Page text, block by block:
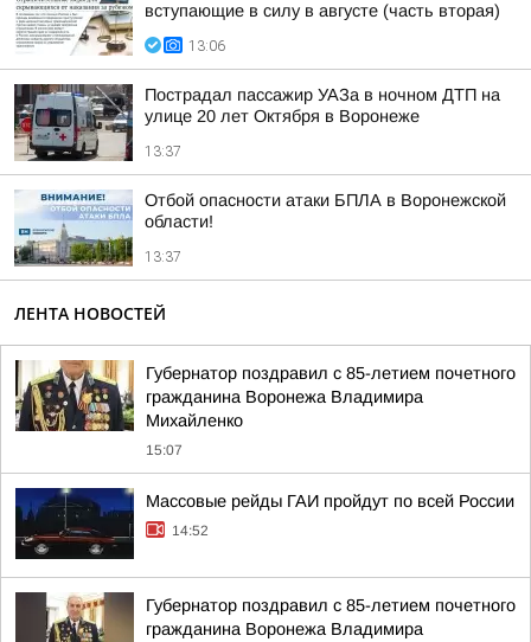
вступающие в силу в августе (часть вторая)
13:06
Пострадал пассажир УАЗа в ночном ДТП на
улице 20 лет Октября в Воронеже
13:37
Отбой опасности атаки БПЛА в Воронежской
области!
13:37
ЛЕНТА НОВОСТЕЙ
Губернатор поздравил с 85-летием почетного
гражданина Воронежа Владимира
Михайленко
15:07
Массовые рейды ГАИ пройдут по всей России
14:52
Губернатор поздравил с 85-летием почетного
гражданина Воронежа Владимира